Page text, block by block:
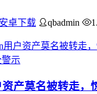
卓下载 qbadmin
产莫名被转走，